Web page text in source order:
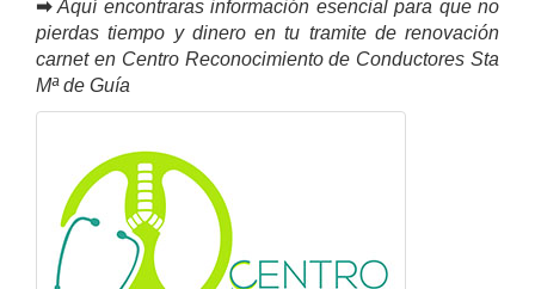
➡ Aquí encontraras información esencial para que no
pierdas tiempo y dinero en tu tramite de renovación
carnet en Centro Reconocimiento de Conductores Sta
Mª de Guía